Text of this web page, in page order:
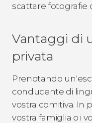
scattare fotografie
Vantaggi di
privata
Prenotando
conducente di
vostra comitiva. In
vostra famiglia o i